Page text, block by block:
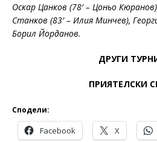
Оскар Цанков (78′ – Цоньо
Станков (83′ – Илия Минчев),
Борил Йорданов.
ДРУГИ
ПРИЯТЕЛСКИ
Сподели:
Facebook X